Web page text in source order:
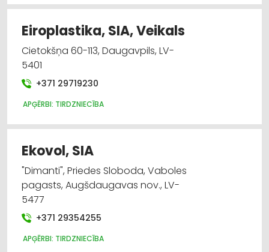
Eiroplastika, SIA, Veikals
Cietokšņa 60-113, Daugavpils, LV-
5401
+371 29719230
APĢĒRBI: TIRDZNIECĪBA
Ekovol, SIA
"Dimanti", Priedes Sloboda, Vaboles
pagasts, Augšdaugavas nov., LV-
5477
+371 29354255
APĢĒRBI: TIRDZNIECĪBA